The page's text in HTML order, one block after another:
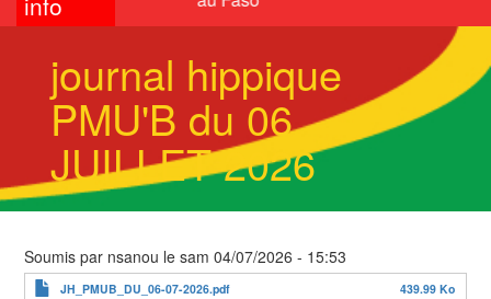
journal hippique
PMU'B du 06
JUILLET 2026
Soumis par nsanou le sam 04/07/2026 - 15:53
JH_PMUB_DU_06-07-2026.pdf 439.99 Ko